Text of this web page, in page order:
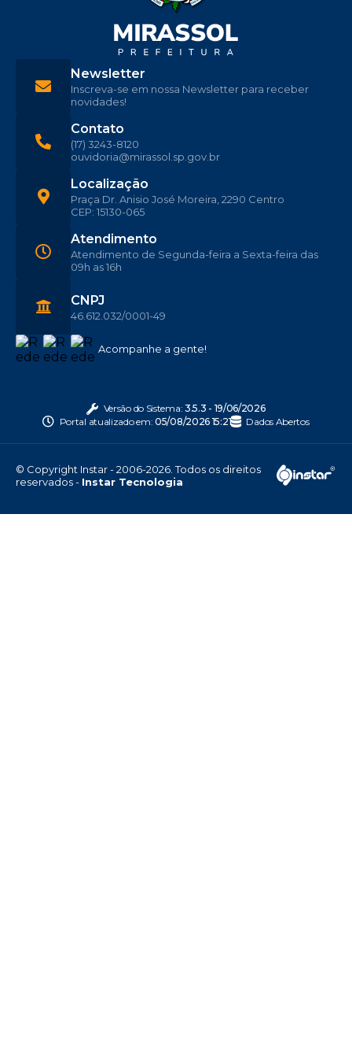
Acompanhe a gente!
Localização
Praça Dr. Anisio José Moreira, 2290 Centro
CEP: 15130-065
Contato
(17) 3243-8120
ouvidoria@mirassol.sp.gov.br
Atendimento
Atendimento de Segunda-feira a Sexta-feira das
09h as 16h
CNPJ
46.612.032/0001-49
Newsletter
Inscreva-se em nossa Newsletter para receber
novidades!
Versão do Sistema: 3.5.3 - 19/06/2026
Portal atualizado em:05/08/2026 15:21 Dados Abertos
© Copyright Instar - 2006-2026. Todos os direitos
reservados - Instar Tecnologia